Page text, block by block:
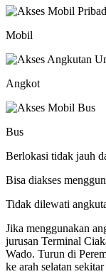
Mobil
Angkot
Bus
Berlokasi tidak jauh
Bisa diakses
Tidak dilewati
Jika menggunakan
jurusan Terminal
Wado. Turun di
ke arah selatan